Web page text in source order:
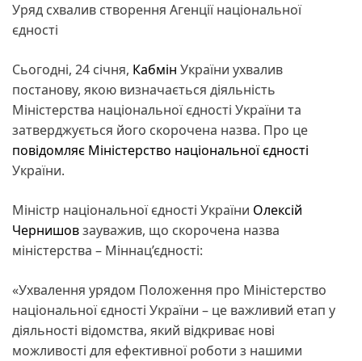
Уряд схвалив створення Агенції національної
єдності
Сьогодні, 24 січня, Кабмін України ухвалив
постанову, якою визначається діяльність
Міністерства національної єдності України та
затверджується його скорочена назва. Про це
повідомляє Міністерство національної єдності
України.
Міністр національної єдності України Олексій
Чернишовзауважив, що скорочена назва
міністерства – Міннац’єдності:
«Ухвалення урядом Положення про Міністерство
національної єдності України – це важливий етап у
діяльності відомства, який відкриває нові
можливості для ефективної роботи з нашими